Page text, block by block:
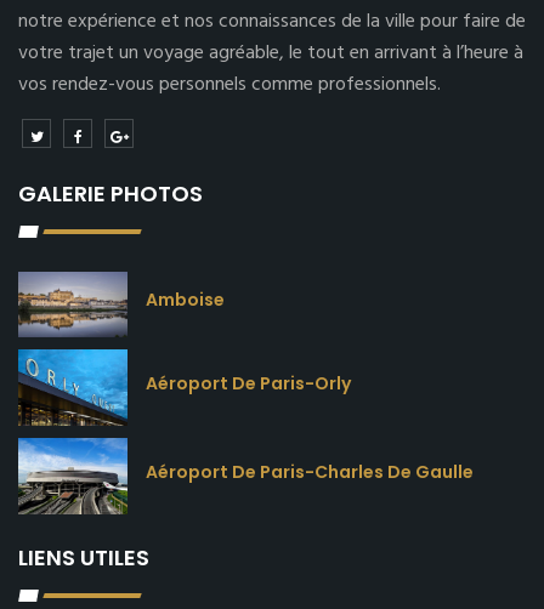
notre expérience et nos connaissances de la ville pour faire de
votre trajet un voyage agréable, le tout en arrivant à l’heure à
vos rendez-vous personnels comme professionnels.
GALERIE PHOTOS
Amboise
Aéroport De Paris-Orly
Aéroport De Paris-Charles De Gaulle
LIENS UTILES